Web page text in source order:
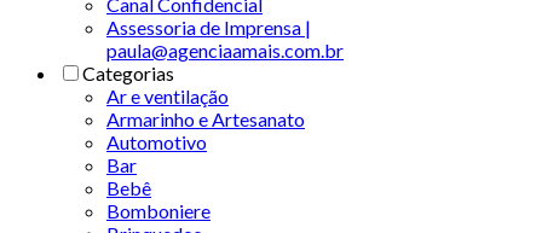
Assessoria de Imprensa |
paula@agenciaamais.com.br
Categorias
Ar e ventilação
Armarinho e Artesanato
Automotivo
Bar
Bebê
Bomboniere